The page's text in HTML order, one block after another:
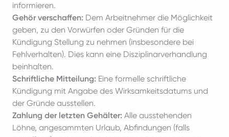
informieren.
Gehör verschaffen: Dem Arbeitnehmer die Möglichkeit
geben, zu den Vorwürfen oder Gründen für die
Kündigung Stellung zu nehmen (insbesondere bei
Fehlverhalten). Dies kann eine Disziplinarverhandlung
beinhalten.
Schriftliche Mitteilung: Eine formelle schriftliche
Kündigung mit Angabe des Wirksamkeitsdatums und
der Gründe ausstellen.
Zahlung der letzten Gehälter: Alle ausstehenden
Löhne, angesammten Urlaub, Abfindungen (falls